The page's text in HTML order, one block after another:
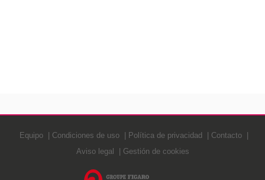
Equipo Condiciones de uso Política de privacidad
Contacto
Aviso legal
Gestión de cookies